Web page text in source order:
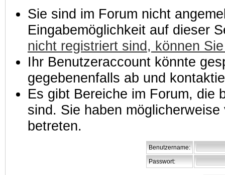
Sie sind im Forum nicht
Eingabemöglichkeit auf dieser
nicht registriert sind, können
Ihr Benutzeraccount könnte
gegebenenfalls ab und
Es gibt Bereiche im Forum, die
sind. Sie haben
betreten.
Benutzername:
Passwort: